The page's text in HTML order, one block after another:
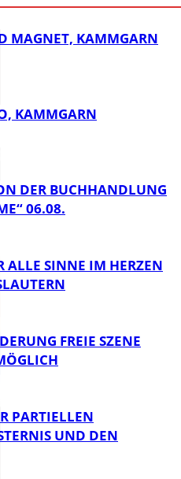
MAGNET, KAMMGARN
KAMMGARN
DER BUCHHANDLUNG
06.08.
ALLE SINNE IM HERZEN
FREIE SZENE
PARTIELLEN
UND DEN